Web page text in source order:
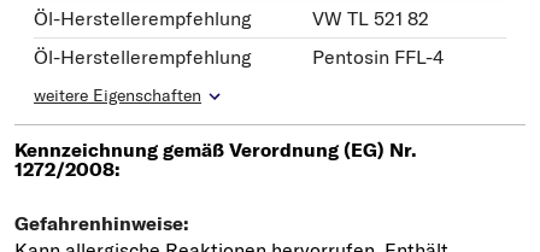
Öl-Herstellerempfehlung
VW TL 521 82
Öl-Herstellerempfehlung
Pentosin FFL-4
weitere Eigenschaften